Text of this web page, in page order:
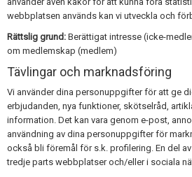
webbplatsen används kan vi utveckla och
Rättslig grund: Berättigat intresse (icke-
om medlemskap (medlem)
Tävlingar och marknadsföring
Vi använder dina personuppgifter för att ge
erbjudanden, nya funktioner, skötselråd,
information. Det kan vara genom e-post,
användning av dina personuppgifter för
också bli föremål för s.k. profilering. En del
tredje parts webbplatser och/eller i sociala